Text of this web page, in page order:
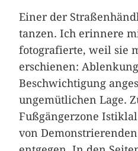
Einer der
tanzen. Ich erinnere
fotografierte, weil sie
erschienen:
Beschwichtigung
ungemütlichen Lage.
Fußgängerzone
von